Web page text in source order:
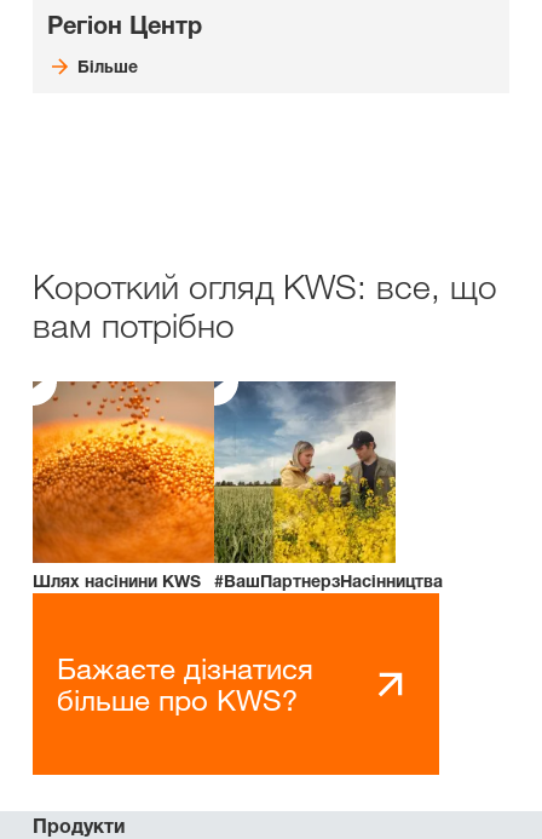
Регіон Центр
Більше
Короткий огляд KWS: все, що
вам потрібно
Шлях насінини KWS #ВашПартнерзНасінництва
Бажаєте дізнатися
більше про KWS?
Продукти